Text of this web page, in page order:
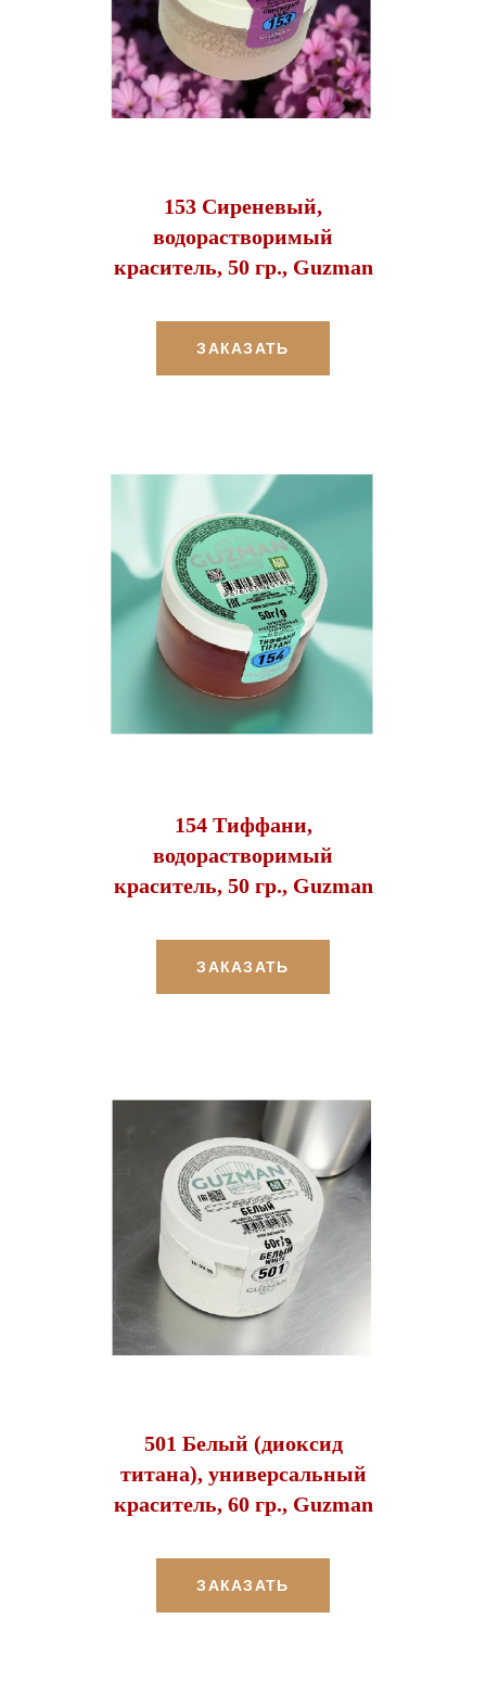
153 Сиреневый,
водорастворимый
краситель, 50 гр., Guzman
ЗАКАЗАТЬ
154 Тиффани,
водорастворимый
краситель, 50 гр., Guzman
ЗАКАЗАТЬ
501 Белый (диоксид
титана), универсальный
краситель, 60 гр., Guzman
ЗАКАЗАТЬ